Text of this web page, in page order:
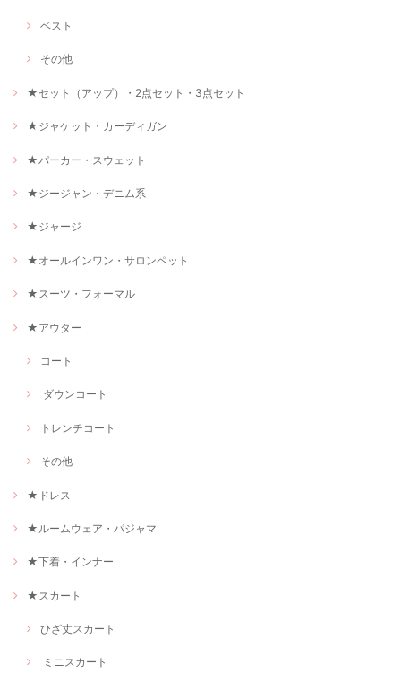
ベスト
その他
★セット（アップ）・2点セット・3点セット
★ジャケット・カーディガン
★パーカー・スウェット
★ジージャン・デニム系
★ジャージ
★オールインワン・サロンペット
★スーツ・フォーマル
★アウター
コート
ダウンコート
トレンチコート
その他
★ドレス
★ルームウェア・パジャマ
★下着・インナー
★スカート
ひざ丈スカート
ミニスカート